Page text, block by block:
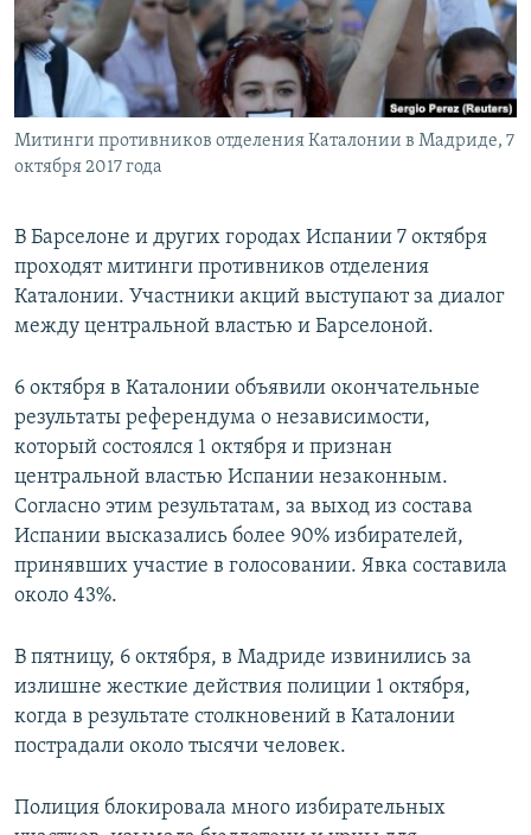
ПОБЕДИТЕЛЕЙ НЕ СУДЯТ?
КРЫМ.НЕПОКОРЕННЫЙ
ELIFBE
УКРАИНСКАЯ ПРОБЛЕМА КРЫМА
ПРИСОЕДИНЯЙТЕСЬ!
Все сайты RFE/RL
Митинги противников отделения Каталонии в Мадриде, 7
октября 2017 года
В Барселоне и других городах Испании 7 октября
проходят митинги противников отделения
Каталонии. Участники акций выступают за диалог
между центральной властью и Барселоной.
6 октября в Каталонии объявили окончательные
результаты референдума о независимости,
который состоялся 1 октября и признан
центральной властью Испании незаконным.
Согласно этим результатам, за выход из состава
Испании высказались более 90% избирателей,
принявших участие в голосовании. Явка составила
около 43%.
В пятницу, 6 октября, в Мадриде извинились за
излишне жесткие действия полиции 1 октября,
когда в результате столкновений в Каталонии
пострадали около тысячи человек.
Полиция блокировала много избирательных